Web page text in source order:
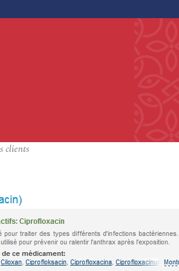
clients